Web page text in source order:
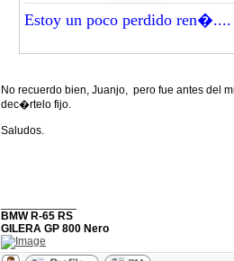
Estoy un poco perdido ren�....
No recuerdo bien, Juanjo, pero fue antes del
dec�rtelo fijo.
Saludos.
BMW R-65 RS
GILERA GP 800 Nero